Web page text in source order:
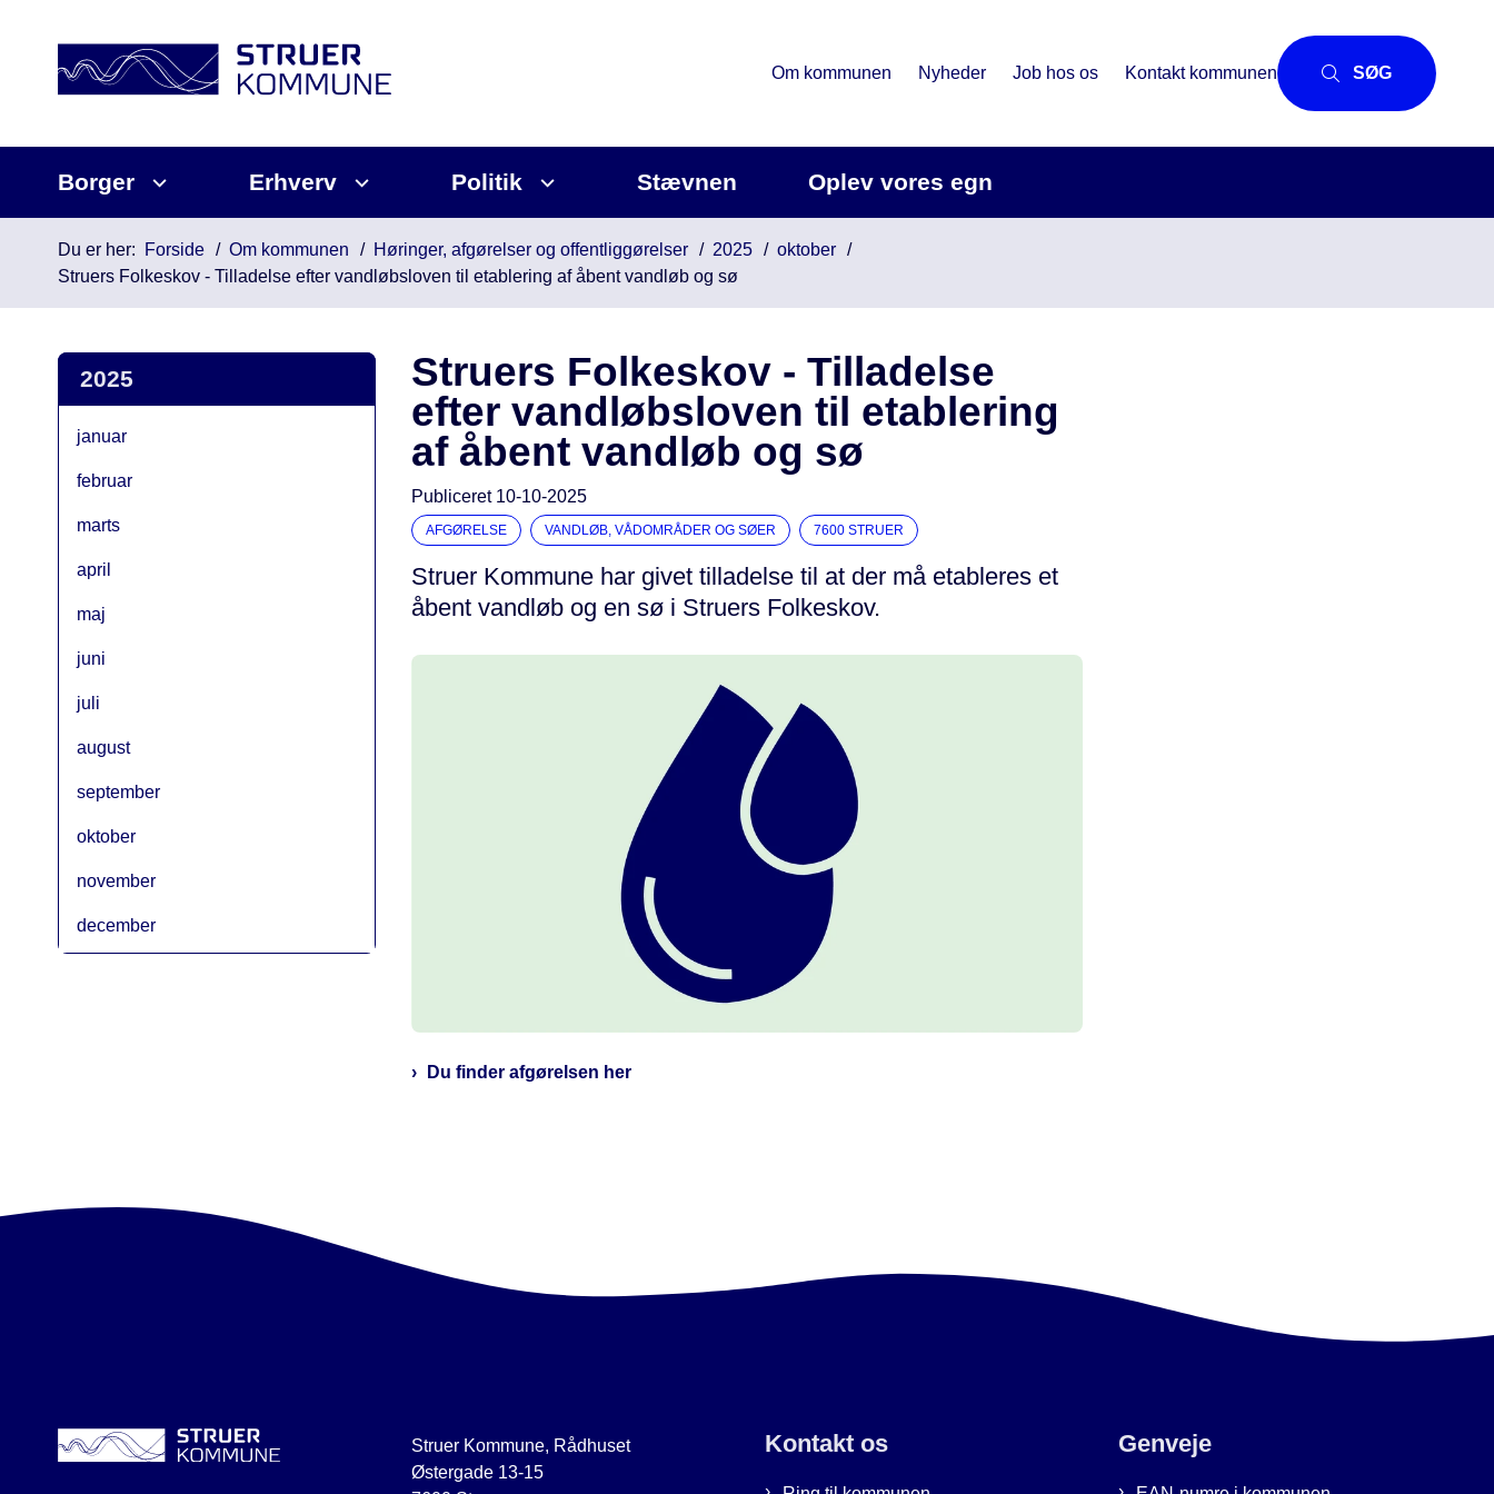
Om kommunen Nyheder Job hos os Kontakt kommunen SØG
Borger Erhverv Politik Stævnen Oplev vores egn
Du er her: Forside Om kommunen Høringer, afgørelser og offentliggørelser 2025
oktober
Struers Folkeskov - Tilladelse efter vandløbsloven til etablering af åbent vandløb og sø
2025
januar
februar
marts
april
maj
juni
juli
august
september
oktober
november
december
Struers Folkeskov - Tilladelse
efter vandløbsloven til etablering
af åbent vandløb og sø
Publiceret 10-10-2025
AFGØRELSE VANDLØB, VÅDOMRÅDER OG SØER 7600 STRUER
Struer Kommune har givet tilladelse til at der må etableres et
åbent vandløb og en sø i Struers Folkeskov.
Du finder afgørelsen her
Struer Kommune, Rådhuset
Østergade 13-15
Kontakt os Genveje